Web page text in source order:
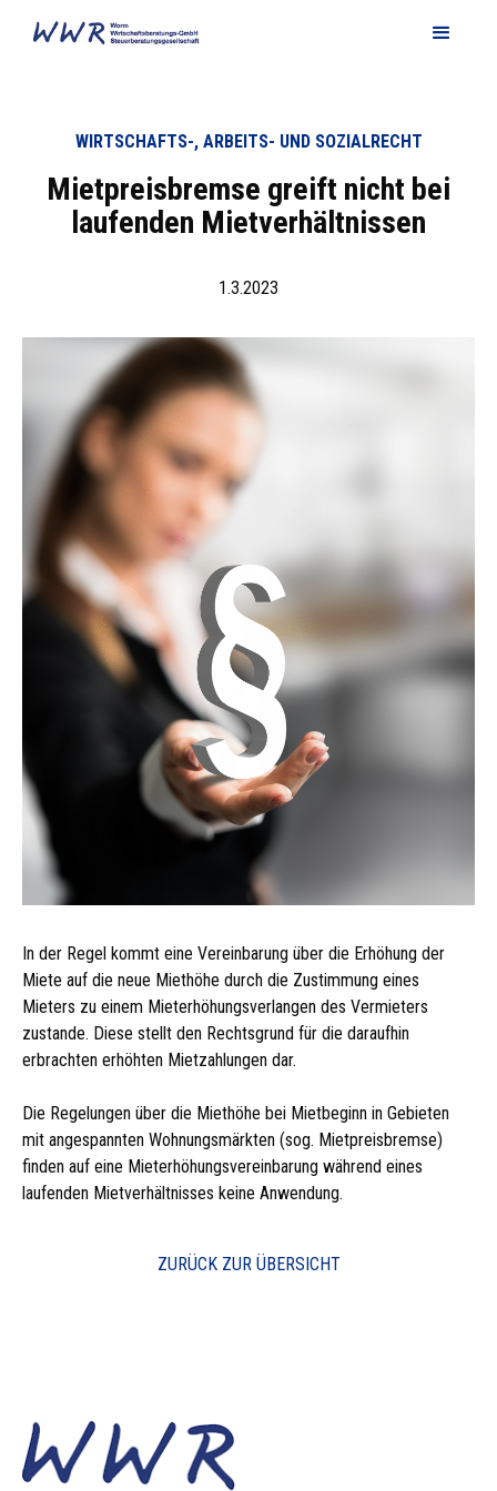
WIRTSCHAFTS-, ARBEITS- UND SOZIALRECHT
Mietpreisbremse greift nicht bei
laufenden Mietverhältnissen
1.3.2023
In der Regel kommt eine Vereinbarung über die Erhöhung der
Miete auf die neue Miethöhe durch die Zustimmung eines
Mieters zu einem Mieterhöhungsverlangen des Vermieters
zustande. Diese stellt den Rechtsgrund für die daraufhin
erbrachten erhöhten Mietzahlungen dar.
Die Regelungen über die Miethöhe bei Mietbeginn in Gebieten
mit angespannten Wohnungsmärkten (sog. Mietpreisbremse)
finden auf eine Mieterhöhungsvereinbarung während eines
laufenden Mietverhältnisses keine Anwendung.
ZURÜCK ZUR ÜBERSICHT